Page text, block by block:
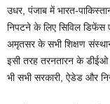
उधर, पंजाब में भारत-
निपटने के लिए सिविल
अमृतसर के सभी शिक्षण
इसी तरह तरनतारन के डीईओ
भी सभी सरकारी, ऐडेड और